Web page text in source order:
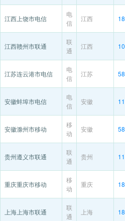
江西上饶市电信
电
信
江西
江西赣州市联通
联
通
江西
江苏连云港市电信
电
信
江苏
安徽蚌埠市电信
电
信
安徽
安徽滁州市移动
移
动
安徽
贵州遵义市联通
联
通
贵州
重庆重庆市移动
移
动
重庆
上海上海市联通
联
通
上海